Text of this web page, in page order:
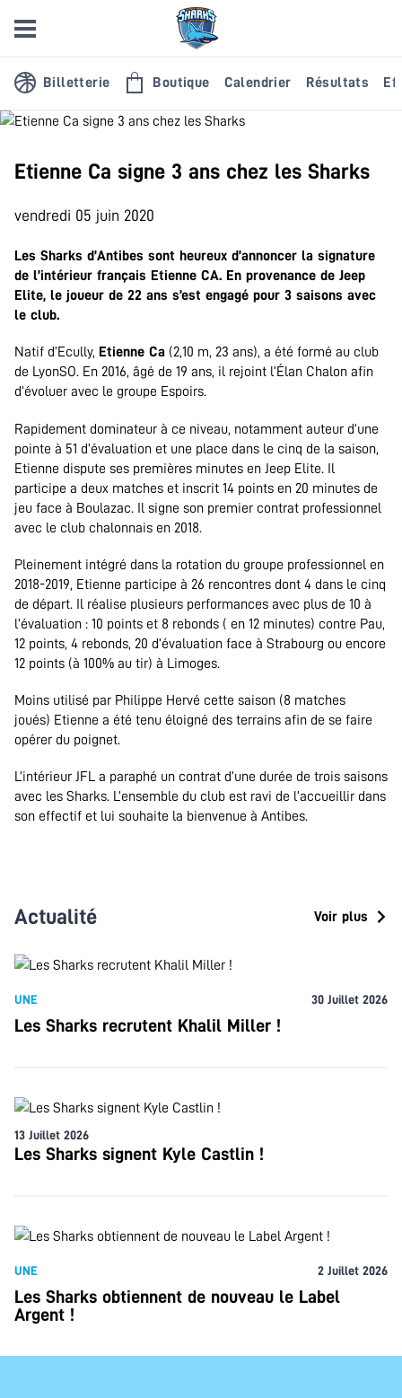
Billetterie Boutique Calendrier Résultats
Etienne Ca signe 3 ans chez les Sharks
vendredi 05 juin 2020
Les Sharks d’Antibes sont heureux d’annoncer la signature
de l’intérieur français Etienne CA. En provenance de Jeep
Elite, le joueur de 22 ans s’est engagé pour 3 saisons avec
le club.
Natif d’Ecully, Etienne Ca (2,10 m, 23 ans), a été formé au club
de LyonSO. En 2016, âgé de 19 ans, il rejoint l’Élan Chalon afin
d’évoluer avec le groupe Espoirs.
Rapidement dominateur à ce niveau, notamment auteur d’une
pointe à 51 d’évaluation et une place dans le cinq de la saison,
Etienne dispute ses premières minutes en Jeep Elite. Il
participe a deux matches et inscrit 14 points en 20 minutes de
jeu face à Boulazac. Il signe son premier contrat professionnel
avec le club chalonnais en 2018.
Pleinement intégré dans la rotation du groupe professionnel en
2018-2019, Etienne participe à 26 rencontres dont 4 dans le cinq
de départ. Il réalise plusieurs performances avec plus de 10 à
l’évaluation : 10 points et 8 rebonds ( en 12 minutes) contre Pau,
12 points, 4 rebonds, 20 d’évaluation face à Strabourg ou encore
12 points (à 100% au tir) à Limoges.
Moins utilisé par Philippe Hervé cette saison (8 matches
joués) Etienne a été tenu éloigné des terrains afin de se faire
opérer du poignet.
L’intérieur JFL a paraphé un contrat d’une durée de trois saisons
avec les Sharks. L’ensemble du club est ravi de l’accueillir dans
son effectif et lui souhaite la bienvenue à Antibes.
Actualité Voir plus
UNE 30 Juillet 2026
Les Sharks recrutent Khalil Miller !
13 Juillet 2026
Les Sharks signent Kyle Castlin !
UNE 2 Juillet 2026
Les Sharks obtiennent de nouveau le Label
Argent !